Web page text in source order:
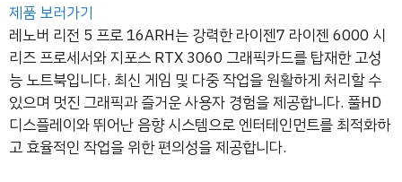
제품 보러가기
레노버 리전 5 프로 16ARH는 강력한 라이젠7 라이젠 6000 시
리즈 프로세서와 지포스 RTX 3060 그래픽카드를 탑재한 고성
능 노트북입니다. 최신 게임 및 다중 작업을 원활하게 처리할 수
있으며 멋진 그래픽과 즐거운 사용자 경험을 제공합니다. 풀HD
디스플레이와 뛰어난 음향 시스템으로 엔터테인먼트를 최적화하
고 효율적인 작업을 위한 편의성을 제공합니다.